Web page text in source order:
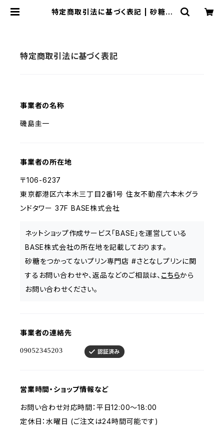
特定商取引法に基づく表記 | 砂糖を
特定商取引法に基づく表記
事業者の名称
磯島圭一
事業者の所在地
〒106-6237
東京都港区六本木三丁目2番1号 住友不動産六本木グラ
ンドタワー 37F BASE株式会社
ネットショップ作成サービス「BASE」を運営している
BASE株式会社の所在地を記載しております。
砂糖をつかってないプリン専門店 #さとなしプリンに関
するお問い合わせや、返品などのご相談は、 こちらから
お問い合わせください。
事業者の連絡先
営業時間・ショップ情報など
お問い合わせ対応時間：平日12:00～18:00
定休日：水曜日 (ご注文は24時間可能です)